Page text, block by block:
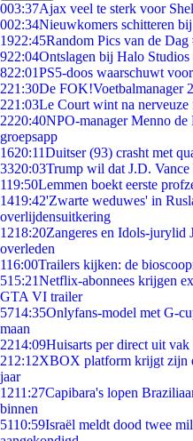
003:37Ajax veel te sterk voor
002:34Nieuwkomers schitteren
1922:45Random Pics van de Dag
922:04Ontslagen bij Halo
822:01PS5-doos waarschuwt
221:30De FOK!Voetbalmanager
221:03Le Court wint na nerveuze
2220:40NPO-manager Menno de
groepsapp
1620:11Duitser (93) crasht met
3320:03Trump wil dat J.D.
119:50Lemmen boekt eerste
1419:42'Zwarte weduwes' in
overlijdensuitkering
1218:20Zangeres en Idols-jurylid
overleden
116:00Trailers kijken: de
515:21Netflix-abonnees krijgen
GTA VI trailer
5714:35Onlyfans-model met G-
maan
2214:09Huisarts per direct uit
212:12XBOX platform krijgt zijn
jaar
1211:27Capibara's lopen
binnen
5110:59Israël meldt dood twee